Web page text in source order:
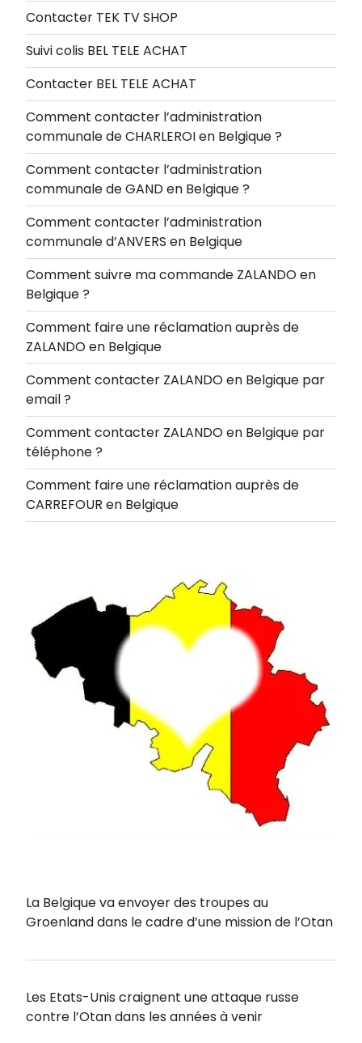
Contacter TEK TV SHOP
Suivi colis BEL TELE ACHAT
Contacter BEL TELE ACHAT
Comment contacter l’administration
communale de CHARLEROI en Belgique ?
Comment contacter l’administration
communale de GAND en Belgique ?
Comment contacter l’administration
communale d’ANVERS en Belgique
Comment suivre ma commande ZALANDO en
Belgique ?
Comment faire une réclamation auprès de
ZALANDO en Belgique
Comment contacter ZALANDO en Belgique par
email ?
Comment contacter ZALANDO en Belgique par
téléphone ?
Comment faire une réclamation auprès de
CARREFOUR en Belgique
La Belgique va envoyer des troupes au
Groenland dans le cadre d’une mission de l’Otan
Les Etats-Unis craignent une attaque russe
contre l’Otan dans les années à venir